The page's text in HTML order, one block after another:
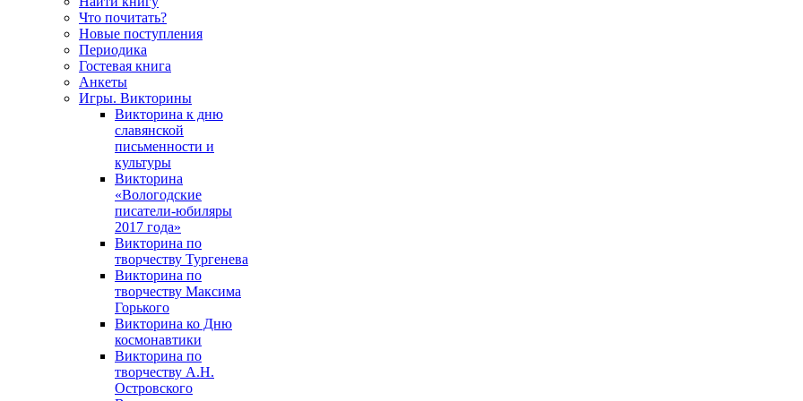
Что почитать?
Новые поступления
Периодика
Гостевая книга
Анкеты
Игры. Викторины
Викторина к дню
славянской
письменности и
культуры
Викторина
«Вологодские
писатели-юбиляры
2017 года»
Викторина по
творчеству Тургенева
Викторина по
творчеству Максима
Горького
Викторина ко Дню
космонавтики
Викторина по
творчеству А.Н.
Островского